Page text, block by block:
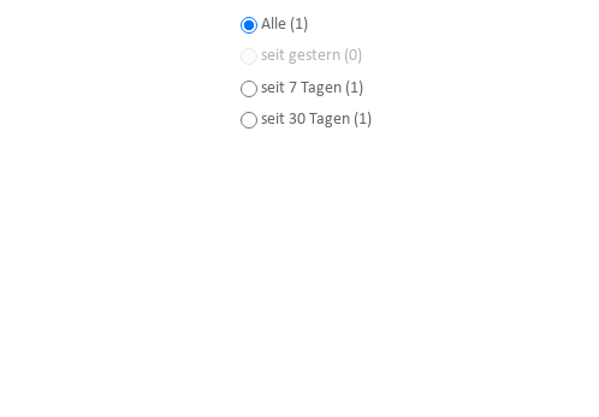
Alle (1)
seit gestern (0)
seit 7 Tagen (1)
seit 30 Tagen (1)